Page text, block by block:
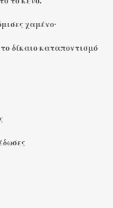
χαμένο∙
δίκαιο καταποντισμό